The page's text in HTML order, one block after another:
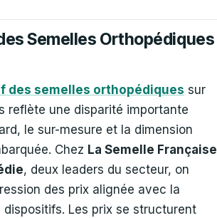
Semelles Orthopédiques
des semelles orthopédiques sur
reflète une disparité importante
le sur-mesure et la dimension
Chez La Semelle Française
, deux leaders du secteur, on
des prix alignée avec la
Les prix se structurent